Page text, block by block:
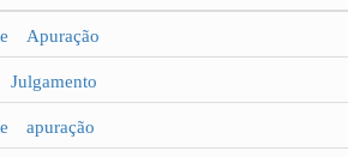
Apuração
apuração